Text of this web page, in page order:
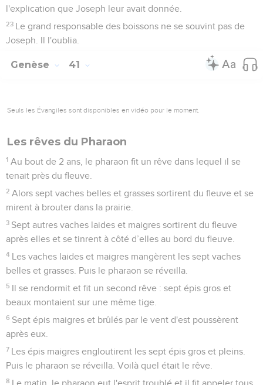
l'explication que Joseph leur avait donnée.
23 Le grand responsable des boissons ne se souvint pas de
Joseph. Il l'oublia.
Genèse 41
Seuls les Évangiles sont disponibles en vidéo pour le moment.
Les rêves du Pharaon
1 Au bout de 2 ans, le pharaon fit un rêve dans lequel il se
tenait près du fleuve.
2 Alors sept vaches belles et grasses sortirent du fleuve et se
mirent à brouter dans la prairie.
3 Sept autres vaches laides et maigres sortirent du fleuve
après elles et se tinrent à côté d’elles au bord du fleuve.
4 Les vaches laides et maigres mangèrent les sept vaches
belles et grasses. Puis le pharaon se réveilla.
5 Il se rendormit et fit un second rêve : sept épis gros et
beaux montaient sur une même tige.
6 Sept épis maigres et brûlés par le vent d'est poussèrent
après eux.
7 Les épis maigres engloutirent les sept épis gros et pleins.
Puis le pharaon se réveilla. Voilà quel était le rêve.
8 Le matin, le pharaon eut l'esprit troublé et il fit appeler tous